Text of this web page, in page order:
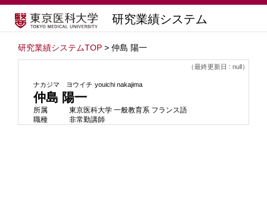
研究業績システム
研究業績システムTOP > 仲島 陽一
（最終更新日 : null）
ナカジマ ヨウイチ youichi nakajima
仲島 陽一
所属
東京医科大学 一般教育系 フランス語
職種
非常勤講師